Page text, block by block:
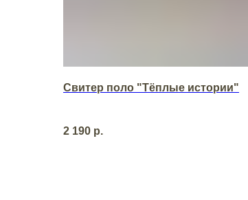
Свитер поло "Тёплые истории"
2 190 р.